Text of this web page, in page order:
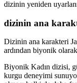
dizinin yeniden
dizinin ana
Dizinin ana karakteri
ardından biyonik
Biyonik Kadın dizisi,
kurgu deneyimi